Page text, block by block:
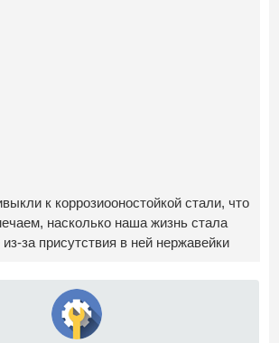
к коррозиооностойкой стали, что
насколько наша жизнь стала
за присутствия в ней нержавейки